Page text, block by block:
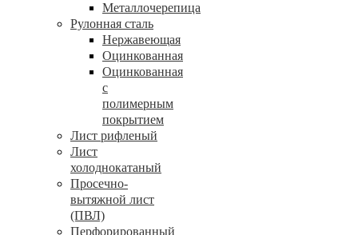
Металлочерепица
Рулонная сталь
Нержавеющая
Оцинкованная
Оцинкованная
с
полимерным
покрытием
Лист рифленый
Лист
холоднокатаный
Просечно-
вытяжной лист
(ПВЛ)
Перфорированный